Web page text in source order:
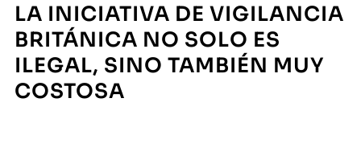
LA INICIATIVA DE VIGILANCIA
BRITÁNICA NO SOLO ES
ILEGAL, SINO TAMBIÉN MUY
COSTOSA